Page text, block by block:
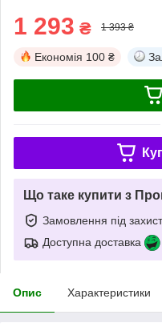
1 293 ₴ 1 393 ₴
Економія 100 ₴
Що таке купити з
Замовлення під
Доступна доставка
Опис Характеристики